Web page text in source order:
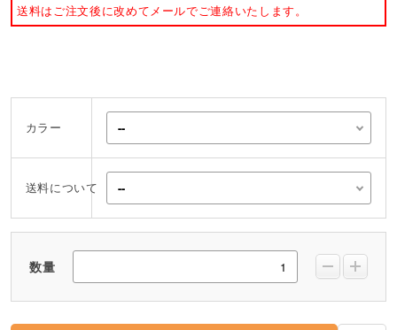
送料はご注文後に改めてメールでご連絡いたします。
カラー
送料について
数量